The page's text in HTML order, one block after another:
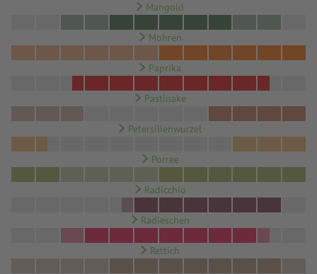
Mangold
Möhren
Paprika
Pastinake
Petersilienwurzel
Porree
Radicchio
Radieschen
Rettich